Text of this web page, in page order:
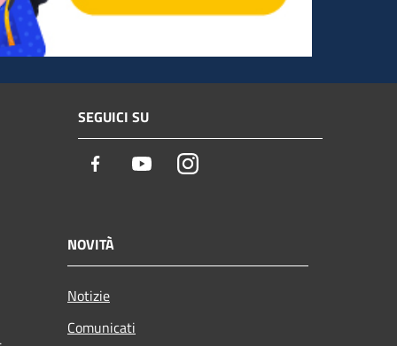
SEGUICI SU
Facebook YoutubeInstagram
NOVITÀ
Notizie
Comunicati